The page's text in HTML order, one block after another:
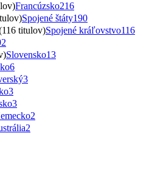
Francúzsko216
Spojené štáty190
titulov)Spojené kráľovstvo116
Slovensko13
6
3
3
3
2
2